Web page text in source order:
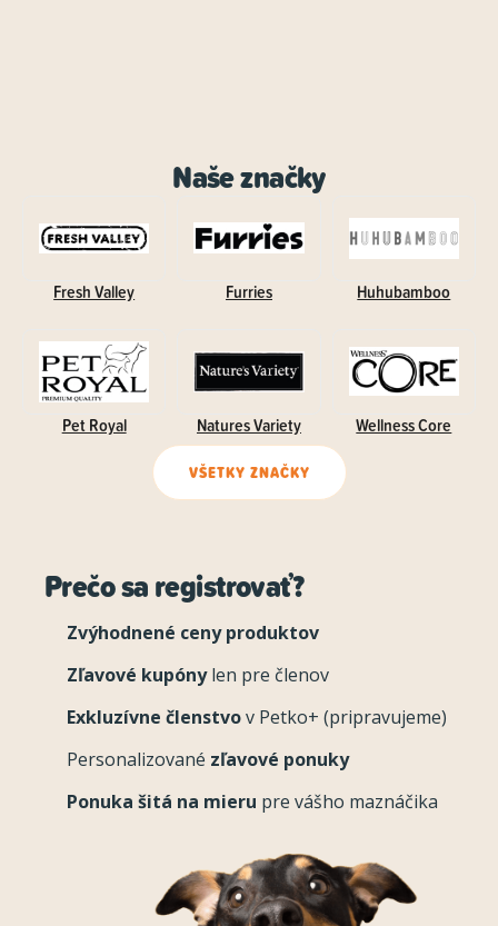
Naše značky
Fresh Valley Furries Huhubamboo
Pet Royal Natures Variety Wellness Core
VŠETKY ZNAČKY
Prečo sa registrovať?
Zvýhodnené ceny produktov
Zľavové kupónylen pre členov
Exkluzívne členstvov Petko+ (pripravujeme)
Personalizované zľavové ponuky
Ponuka šitá na mieru pre vášho maznáčika